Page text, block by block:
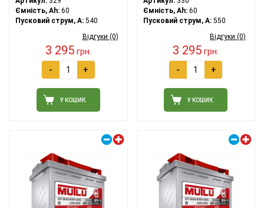
Ємність, Ah: 60
Пусковий струм, A: 540
Відгуки (0)
3 295грн.
- +
У КОШИК
Ємність, Ah:60
Пусковий струм, A:550
Відгуки (0)
3 295 грн.
- +
У КОШИК